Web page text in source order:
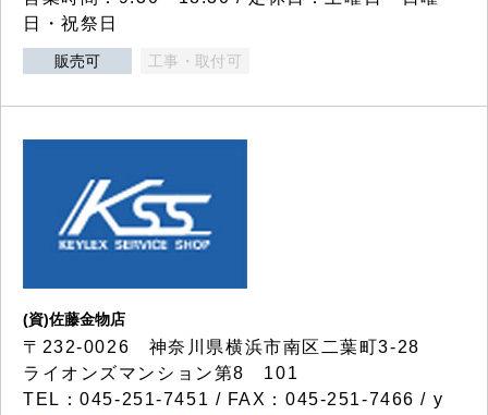
日・祝祭日
販売可 工事・取付可
(資)佐藤金物店
〒232-0026 神奈川県横浜市南区二葉町3-28
ライオンズマンション第8 101
TEL：045-251-7451 / FAX：045-251-7466 / y